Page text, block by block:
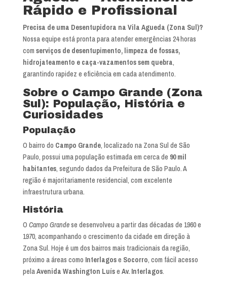
Rápido e Profissional
Precisa de uma Desentupidora na Vila Agueda (Zona Sul)?
Nossa equipe está pronta para atender emergências 24 horas
com serviços de desentupimento, limpeza de fossas,
hidrojateamento e caça-vazamentos sem quebra,
garantindo rapidez e eficiência em cada atendimento.
Sobre o Campo Grande (Zona
Sul): População, História e
Curiosidades
População
O bairro do Campo Grande, localizado na Zona Sul de São
Paulo, possui uma população estimada em cerca de 90 mil
habitantes, segundo dados da Prefeitura de São Paulo. A
região é majoritariamente residencial, com excelente
infraestrutura urbana.
História
O Campo Grandese desenvolveu a partir das décadas de 1960 e
1970, acompanhando o crescimento da cidade em direção à
Zona Sul. Hoje é um dos bairros mais tradicionais da região,
próximo a áreas como Interlagose Socorro, com fácil acesso
pelaAvenida Washington Luíse Av. Interlagos.